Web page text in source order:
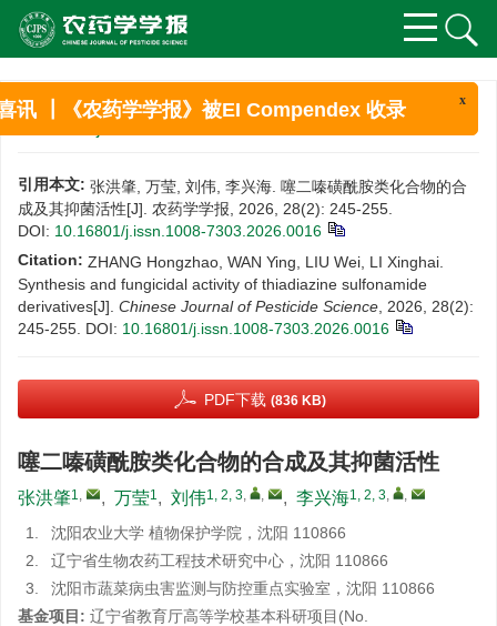
文章导航>农药学学报 >2026>28(2): 245-255.
> DOI:
引用本文: 张洪肇, 万莹, 刘伟, 李兴海. 噻二嗪磺酰胺类化合物的合
成及其抑菌活性[J]. 农药学学报, 2026, 28(2): 245-255.
DOI: 10.16801/j.issn.1008-7303.2026.0016
Citation: ZHANG Hongzhao, WAN Ying, LIU Wei, LI Xinghai.
Synthesis and fungicidal activity of thiadiazine sulfonamide
derivatives[J]. Chinese Journal of Pesticide Science , 2026, 28(2):
245-255. DOI: 10.16801/j.issn.1008-7303.2026.0016
PDF下载 (836 KB)
噻二嗪磺酰胺类化合物的合成及其抑菌活性
张洪肇1, , 万莹1, 刘伟1, 2, 3, , , 李兴海1, 2, 3, ,
1.
沈阳农业大学 植物保护学院，沈阳 110866
2.
辽宁省生物农药工程技术研究中心，沈阳 110866
3.
沈阳市蔬菜病虫害监测与防控重点实验室，沈阳 110866
基金项目: 辽宁省教育厅高等学校基本科研项目(No.
x
讯 ┃《农药学学报》被EI Compendex 收录